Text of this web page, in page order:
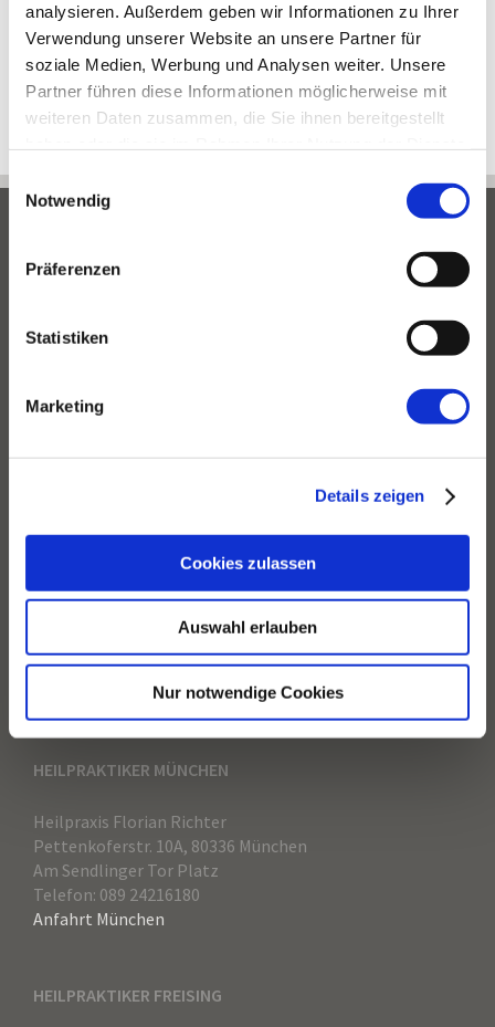
analysieren. Außerdem geben wir Informationen zu Ihrer
Verwendung unserer Website an unsere Partner für
soziale Medien, Werbung und Analysen weiter. Unsere
Partner führen diese Informationen möglicherweise mit
weiteren Daten zusammen, die Sie ihnen bereitgestellt
Einwilligungsauswahl
Notwendig
Präferenzen
Statistiken
Marketing
Details zeigen
Cookies zulassen
Auswahl erlauben
Nur notwendige Cookies
Long Covid
Impressum
Links
QUICKLINKS
Akupunktur München
Metabolic Balance MünchenHeilpraktiker Freising
Heilpraktiker München
HEILPRAKTIKER MÜNCHEN
Heilpraxis Florian Richter
Pettenkoferstr. 10A, 80336 München
Am Sendlinger Tor Platz
Telefon: 089 24216180
Anfahrt München
HEILPRAKTIKER FREISING